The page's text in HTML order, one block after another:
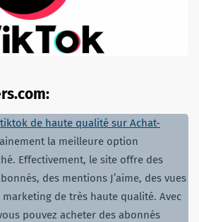
de haute qualité sur Achat-
la meilleure option
Effectivement, le site offre des
des mentions J’aime, des vues
marketing de très haute qualité. Avec
pouvez acheter des abonnés